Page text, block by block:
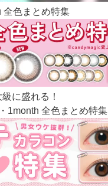
全色まとめ特集
に盛れる！
1month 全色まとめ特集